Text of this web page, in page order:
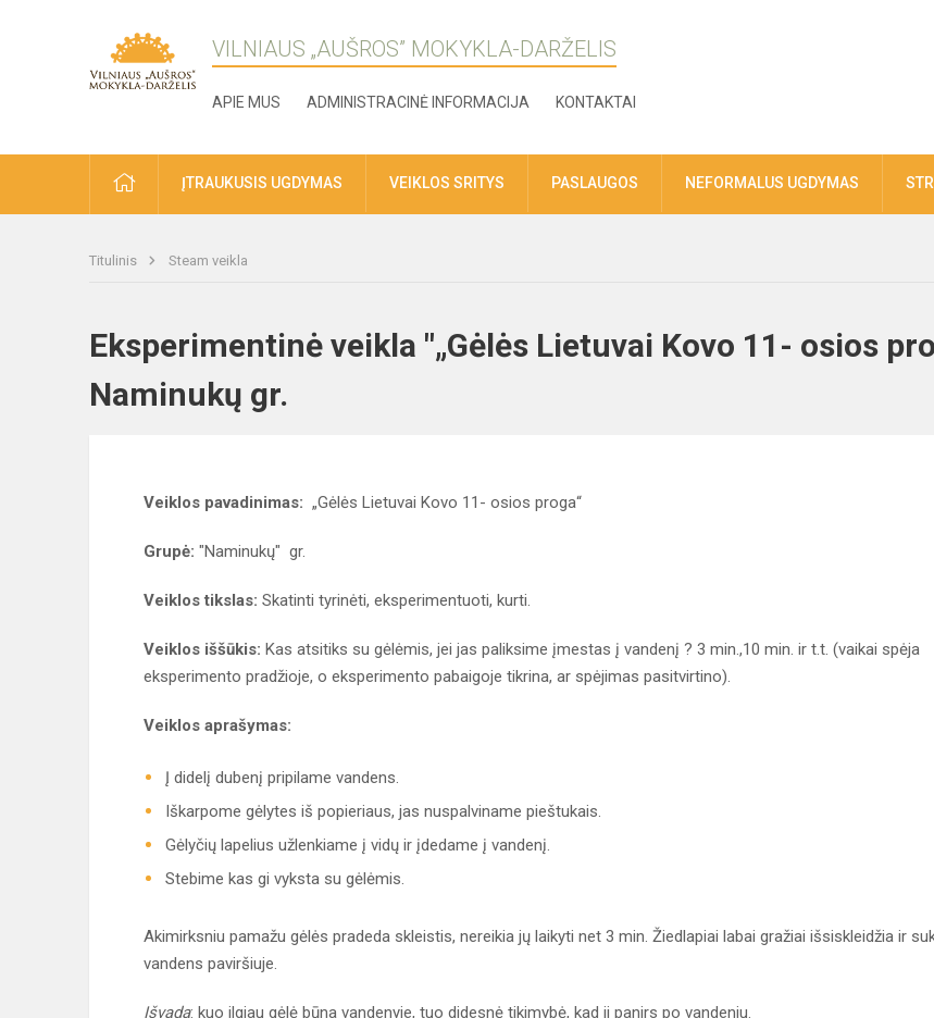
VILNIAUS „AUŠROS” MOKYKLA-DARŽELIS
APIE MUS ADMINISTRACINĖ INFORMACIJA KONTAKTAI
ĮTRAUKUSIS UGDYMAS VEIKLOS SRITYS PASLAUGOS NEFORMALUS UGDYMAS
Titulinis Steam veikla
Eksperimentinė veikla "„Gėlės Lietuvai Kovo 11- osios
Naminukų gr.
Veiklos pavadinimas: „Gėlės Lietuvai Kovo 11- osios proga“
Grupė: "Naminukų" gr.
Veiklos tikslas: Skatinti tyrinėti, eksperimentuoti, kurti.
Veiklos iššūkis: Kas atsitiks su gėlėmis, jei jas paliksime įmestas į vandenį ? 3 min.,10 min. ir t.t. (vaikai spėja
eksperimento pradžioje, o eksperimento pabaigoje tikrina, ar spėjimas pasitvirtino).
Veiklos aprašymas:
Į didelį dubenį pripilame vandens.
Iškarpome gėlytes iš popieriaus, jas nuspalviname pieštukais.
Gėlyčių lapelius užlenkiame į vidų ir įdedame į vandenį.
Stebime kas gi vyksta su gėlėmis.
Akimirksniu pamažu gėlės pradeda skleistis, nereikia jų laikyti net 3 min. Žiedlapiai labai gražiai išsiskleidžia ir
vandens paviršiuje.
Išvada: kuo ilgiau gėlė būna vandenyje, tuo didesnė tikimybė, kad ji panirs po vandeniu.